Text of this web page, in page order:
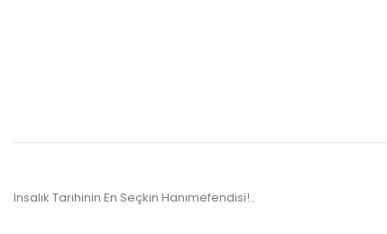
Insalık Tarihinin En Seçkin Hanımefendisi!..